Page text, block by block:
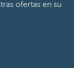
ofertas en su